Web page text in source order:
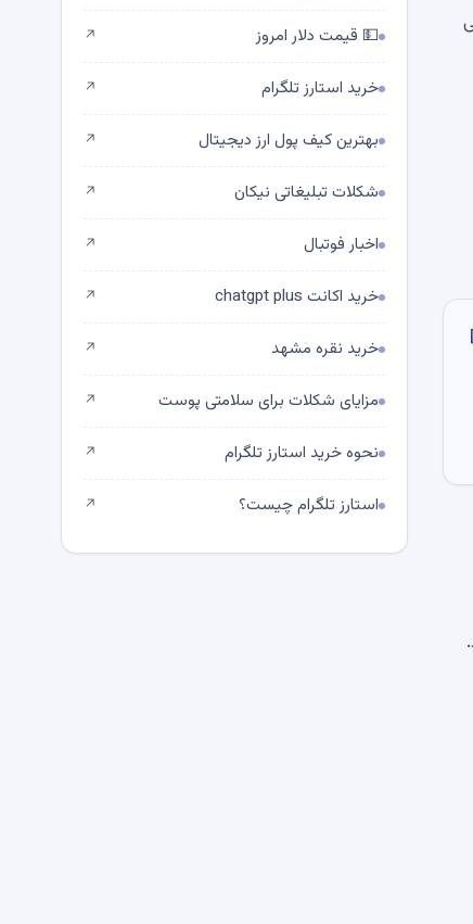
💵 قیمت دلار امروز ↗
خرید استارز تلگرام ↗
بهترین کیف پول ارز دیجیتال ↗
شکلات تبلیغاتی نیکان ↗
اخبار فوتبال ↗
خرید اکانت chatgpt plus ↗
خرید نقره مشهد ↗
مزایای شکلات برای سلامتی پوست ↗
نحوه خرید استارز تلگرام ↗
استارز تلگرام چیست؟ ↗